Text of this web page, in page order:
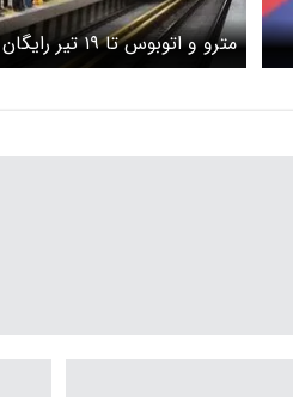
مترو و اتوبوس تا ۱۹ تیر رایگان
است